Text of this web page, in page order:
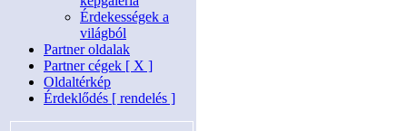
Érdekességek a
világból
Partner oldalak
Partner cégek [ X ]
Oldaltérkép
Érdeklődés [ rendelés ]